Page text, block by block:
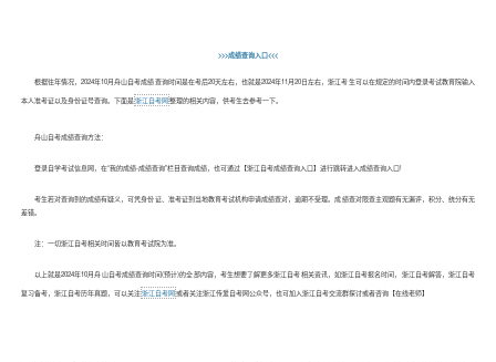
>>>成绩查询入口<<<
根据往年情况，2024年10月舟山自考成绩查询时间是在考后20天左右，也就是2024年11月20日左右，浙江考生可以在规定的时间内登录考试教育院输入
本人准考证以及身份证号查询。下面是浙江自考网整理的相关内容，供考生去参考一下。
舟山自考成绩查询方法：
登录自学考试信息网，在“我的成绩-成绩查询”栏目查询成绩，也可通过【浙江自考成绩查询入口】进行跳转进入成绩查询入口!
考生若对查询到的成绩有疑义，可凭身份证、准考证到当地教育考试机构申请成绩查对，逾期不受理。成绩查对限查主观题有无漏评，积分、统分有无
差错。
注：一切浙江自考相关时间皆以教育考试院为准。
以上就是2024年10月舟山自考成绩查询时间(预计)的全部内容，考生想要了解更多浙江自考相关资讯，如浙江自考报名时间，浙江自考解答，浙江自考
复习备考，浙江自考历年真题，可以关注浙江自考网或者关注浙江传爱自考网公众号，也可加入浙江自考交流群探讨或者咨询【在线老师】